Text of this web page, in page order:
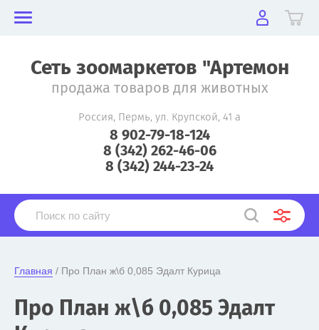
Сеть зоомаркетов "Артемон
продажа товаров для животных
Россия, Пермь, ул. Крупской, 41 а
8 902-79-18-124
8 (342) 262-46-06
8 (342) 244-23-24
Главная / Про План ж\б 0,085 Эдалт Курица
Про План ж\б 0,085 Эдалт